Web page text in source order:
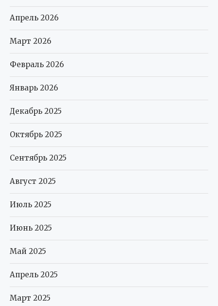
Апрель 2026
Март 2026
Февраль 2026
Январь 2026
Декабрь 2025
Октябрь 2025
Сентябрь 2025
Август 2025
Июль 2025
Июнь 2025
Май 2025
Апрель 2025
Март 2025